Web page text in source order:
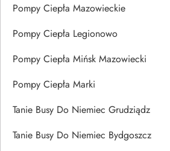
Pompy Ciepła Mazowieckie
Pompy Ciepła Legionowo
Pompy Ciepła Mińsk Mazowiecki
Pompy Ciepła Marki
Tanie Busy Do Niemiec Grudziądz
Tanie Busy Do Niemiec Bydgoszcz